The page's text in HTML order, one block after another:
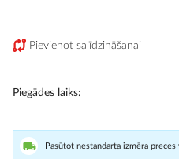
Pievienot salīdzināšanai
Piegādes laiks
Pasūtot nestandarta izmēra